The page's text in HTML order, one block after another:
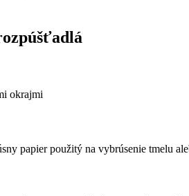
okrajmi
papier použitý na vybrúsenie tmelu